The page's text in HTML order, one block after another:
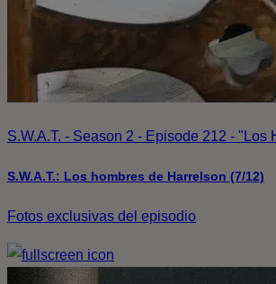
S.W.A.T. - Season 2 - Episode 212 - "Los
S.W.A.T.: Los hombres de Harrelson (7/12)
Fotos exclusivas del episodio